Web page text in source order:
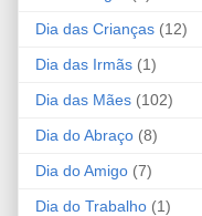
Dia das Crianças (12)
Dia das Irmãs (1)
Dia das Mães (102)
Dia do Abraço (8)
Dia do Amigo (7)
Dia do Trabalho (1)